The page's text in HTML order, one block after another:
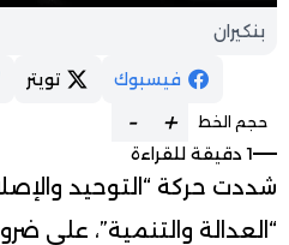
بنكيران
فيسبوك تويتر
حجم الخط +
-
1 دقيقة للقراءة
شددت حركة “التوحيد
“العدالة والتنمية”، على